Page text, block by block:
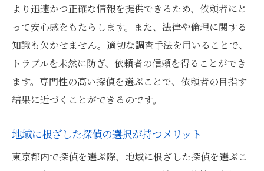
より迅速かつ正確な情報を提供できるため、依頼者にと
って安心感をもたらします。また、法律や倫理に関する
知識も欠かせません。適切な調査手法を用いることで、
トラブルを未然に防ぎ、依頼者の信頼を得ることができ
ます。専門性の高い探偵を選ぶことで、依頼者の目指す
結果に近づくことができるのです。
地域に根ざした探偵の選択が持つメリット
東京都内で探偵を選ぶ際、地域に根ざした探偵を選ぶこ